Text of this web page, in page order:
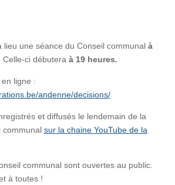
lieu une séance du Conseil communal à
Celle-ci débutera à 19 heures.
en ligne :
andenne/decisions/
et diffusés le lendemain de la
communal sur la chaine YouTube de la
communal sont ouvertes au public.
à toutes !